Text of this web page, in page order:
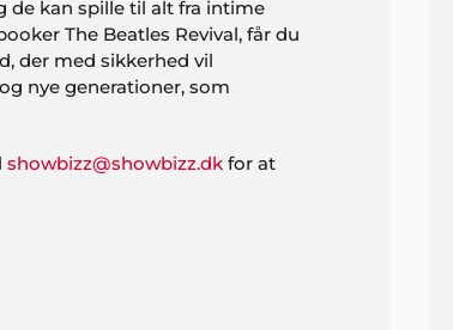
de kan spille til alt fra intime
The Beatles Revival, får du
der med sikkerhed vil
nye generationer, som
showbizz@showbizz.dk for at